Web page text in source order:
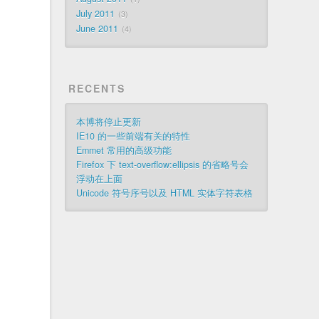
July 2011 3
June 2011 4
RECENTS
本博将停止更新
IE10 的一些前端有关的特性
Emmet 常用的高级功能
Firefox 下 text-overflow:ellipsis 的省略号会
浮动在上面
Unicode 符号序号以及 HTML 实体字符表格